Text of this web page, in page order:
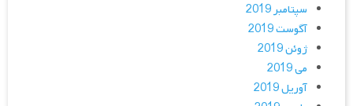
سپتامبر 2019
آگوست 2019
ژوئن 2019
می 2019
آوریل 2019